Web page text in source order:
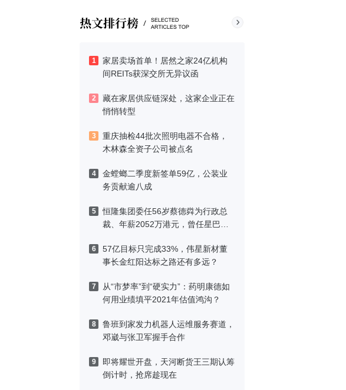
1
家居卖场首单！居然之家24亿机构
间REITs获深交所无异议函
2
藏在家居供应链深处，这家企业正在
悄悄转型
3
重庆抽检44批次照明电器不合格，
木林森全资子公司被点名
4
金螳螂二季度新签单59亿，公装业
务贡献逾八成
5
恒隆集团委任56岁蔡德粦为行政总
裁、年薪2052万港元，曾任星巴克
6
57亿目标只完成33%，伟星新材董
事长金红阳达标之路还有多远？
7
从“市梦率”到“硬实力”：药明康德如
何用业绩填平2021年估值鸿沟？
8
鲁班到家发力机器人运维服务赛道，
邓崴与张卫军握手合作
9
即将耀世开盘，天河断货王三期认筹
倒计时，抢席趁现在